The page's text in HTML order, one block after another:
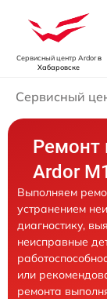
Сервисный центр Ardorв
Хабаровске
Сервисный
Ремонт
Ardor
Выполняем
устранением
диагностику,
неисправные
или
ремонта